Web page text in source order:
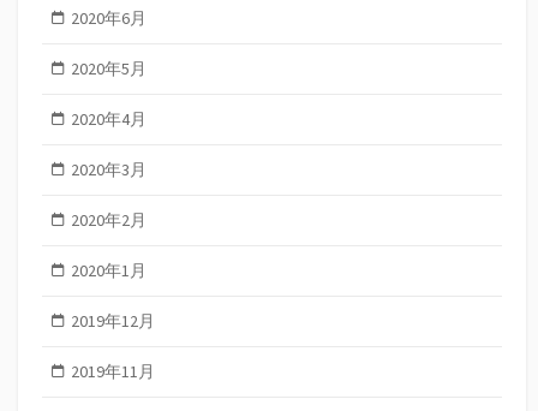
2020年6月
2020年5月
2020年4月
2020年3月
2020年2月
2020年1月
2019年12月
2019年11月